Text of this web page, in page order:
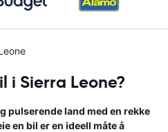
i Sierra Leone?
pulserende land med en rekke
en bil er en ideell måte å